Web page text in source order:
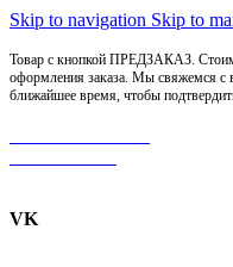
Skip to navigation Skip to
Товар с кнопкой ПРЕДЗАКАЗ.
оформления заказа. Мы свяжемся с
ближайшее время, чтобы
VK